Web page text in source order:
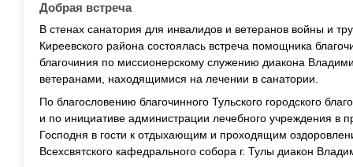
Добрая встреча
В стенах санатория для инвалидов и ветеранов войны и
Киреевского района состоялась встреча помощника
благочиния по миссионерскому служению диакона
ветеранами, находящимися на лечении в санатории.
По благословению благочинного Тульского городского
и по инициативе администрации лечебного учреждения в
Господня в гости к отдыхающим и проходящим
Всехсвятского кафедрального собора г. Тулы диакон